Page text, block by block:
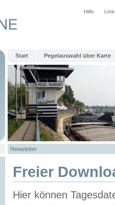
Hilfe
Start Pegelauswahl über Karte
Newsletter
Freier
Hier können